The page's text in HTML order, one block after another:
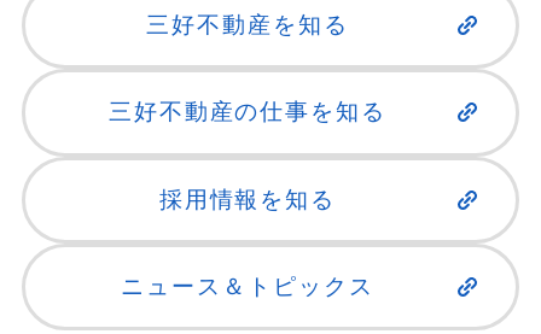
三好不動産を知る
三好不動産の仕事を知る
採用情報を知る
ニュース＆トピックス